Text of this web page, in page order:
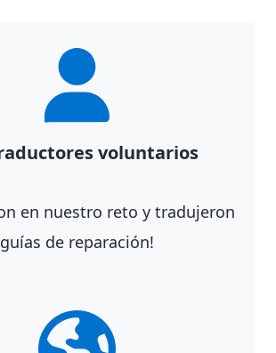
voluntarios
en nuestro reto y tradujeron
guías de reparación!